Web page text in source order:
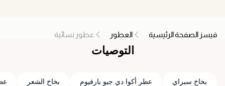
فيسز الصفحة الرئيسية العطور عطور نسائية
التوصيات
بخاخ سبراي عطر أكوا دي جيو بارفيوم بخاخ الشعر